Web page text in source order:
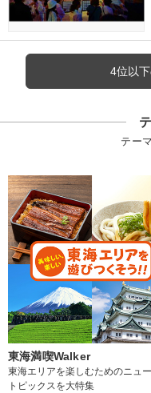
4位以
テー
東海満喫Walker
東海エリアを楽しむためのニュ
トピックスを大特集